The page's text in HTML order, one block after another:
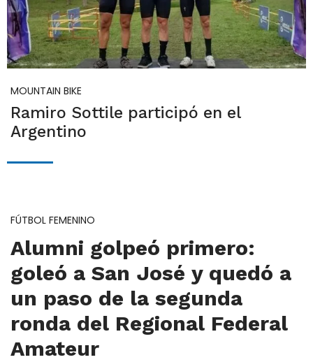
MOUNTAIN BIKE
Ramiro Sottile participó en el
Argentino
FÚTBOL FEMENINO
Alumni golpeó primero:
goleó a San José y quedó a
un paso de la segunda
ronda del Regional Federal
Amateur